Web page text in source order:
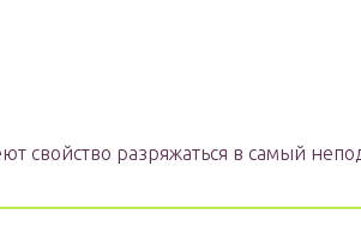
свойство разряжаться в самый